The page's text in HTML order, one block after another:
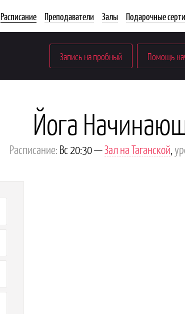
Расписание Преподаватели Залы Подарочные
Запись на пробный Помощь
Йога
Расписание: Вс 20:30 —Зал на Таганской,